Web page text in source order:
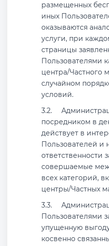
размещенных
иных
оказываются
услуги, при
страницы
Пользователями
центра/Частного
случайном
условий.
посредником в
действует в
Пользователей и
ответственности
совершаемые
всех категорий,
центры/Частных
Пользователями
упущенную
косвенно